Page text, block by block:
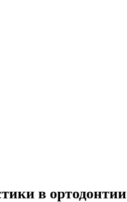
в ортодонтии